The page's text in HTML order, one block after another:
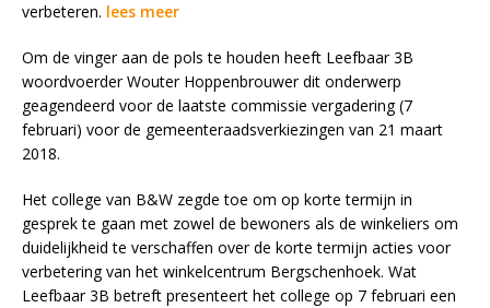
verbeteren. lees meer
Om de vinger aan de pols te houden heeft Leefbaar 3B
woordvoerder Wouter Hoppenbrouwer dit onderwerp
geagendeerd voor de laatste commissie vergadering (7
februari) voor de gemeenteraadsverkiezingen van 21 maart
2018.
Het college van B&W zegde toe om op korte termijn in
gesprek te gaan met zowel de bewoners als de winkeliers om
duidelijkheid te verschaffen over de korte termijn acties voor
verbetering van het winkelcentrum Bergschenhoek. Wat
Leefbaar 3B betreft presenteert het college op 7 februari een